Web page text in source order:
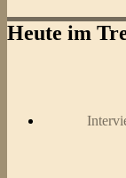
Heute im